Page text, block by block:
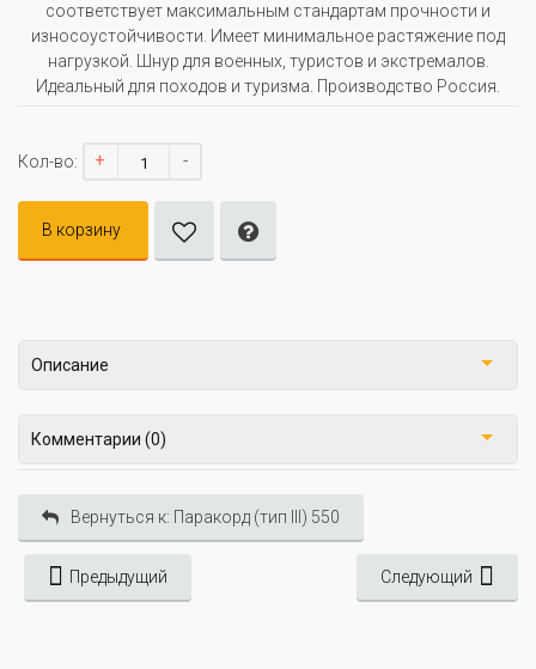
соответствует максимальным стандартам прочности и
износоустойчивости. Имеет минимальное растяжение под
нагрузкой. Шнур для военных, туристов и экстремалов.
Идеальный для походов и туризма. Производство Россия.
Кол-во: + -
В корзину
Описание
Комментарии (0)
Вернуться к: Паракорд (тип III) 550
Предыдущий Следующий